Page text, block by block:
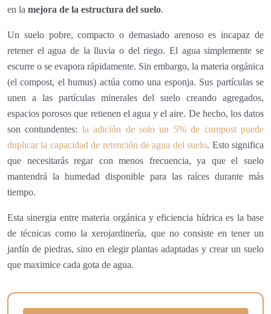
en la mejora de la estructura del suelo.
Un suelo pobre, compacto o demasiado arenoso es incapaz de
retener el agua de la lluvia o del riego. El agua simplemente se
escurre o se evapora rápidamente. Sin embargo, la materia orgánica
(el compost, el humus) actúa como una esponja. Sus partículas se
unen a las partículas minerales del suelo creando agregados,
espacios porosos que retienen el agua y el aire. De hecho, los datos
son contundentes: la adición de solo un 5% de compost puede
duplicar la capacidad de retención de agua del suelo. Esto significa
que necesitarás regar con menos frecuencia, ya que el suelo
mantendrá la humedad disponible para las raíces durante más
tiempo.
Esta sinergia entre materia orgánica y eficiencia hídrica es la base
de técnicas como la xerojardinería, que no consiste en tener un
jardín de piedras, sino en elegir plantas adaptadas y crear un suelo
que maximice cada gota de agua.